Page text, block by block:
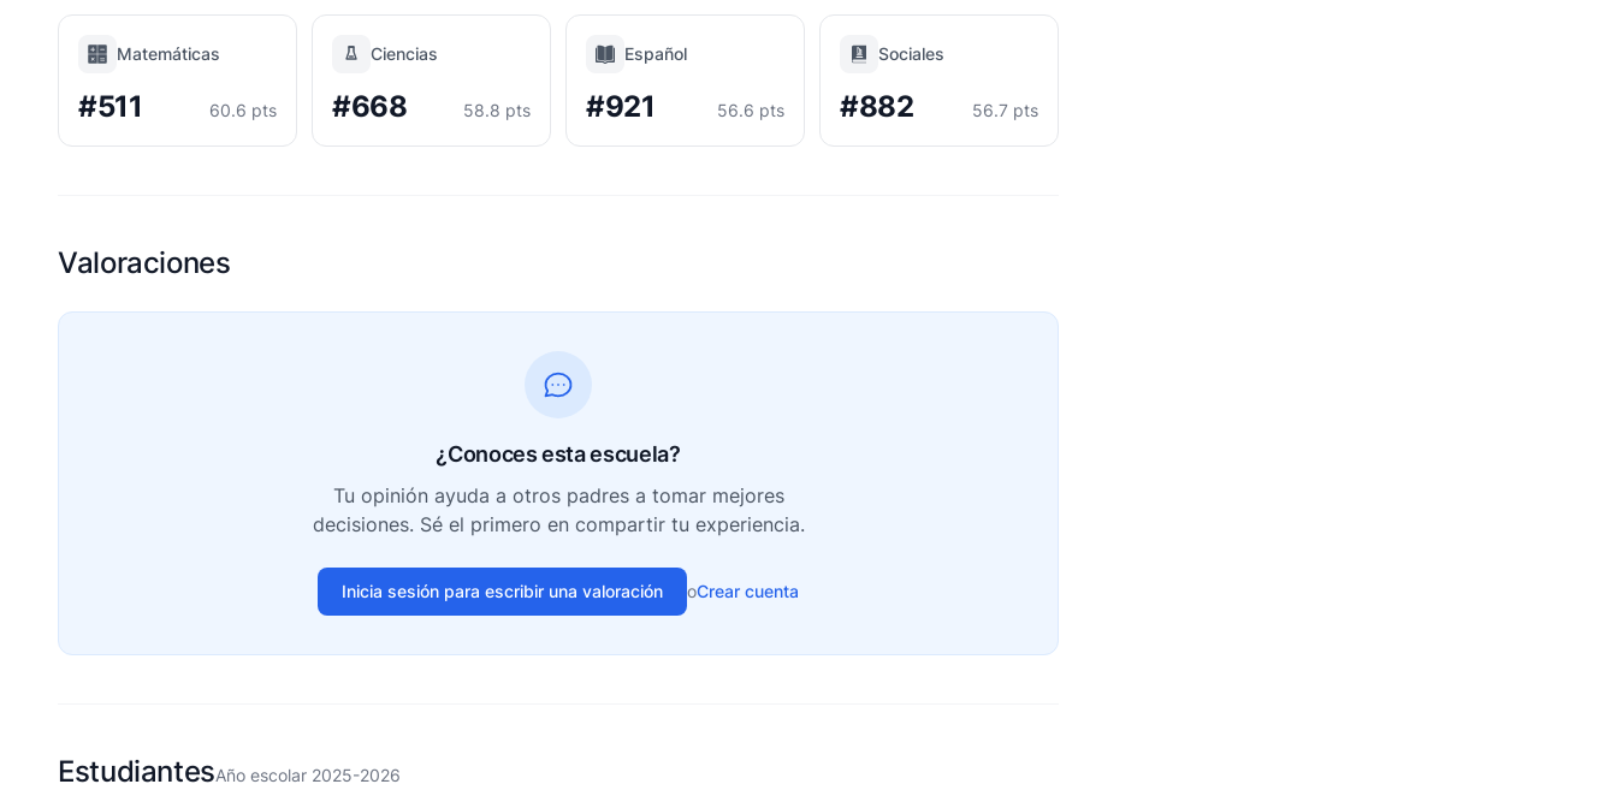
Matemáticas
#511 60.6 pts
Ciencias
#668 58.8 pts
Español
#921 56.6 pts
Sociales
#882 56.7 pts
Valoraciones
¿Conoces esta escuela?
Tu opinión ayuda a otros padres a tomar mejores
decisiones. Sé el primero en compartir tu experiencia.
Inicia sesión para escribir una valoración oCrear cuenta
EstudiantesAño escolar 2025-2026